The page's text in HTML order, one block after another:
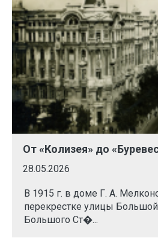
От «Колизея» до
28.05.2026
В 1915 г. в доме Г. А.
перекрестке улицы
Большого Ст�...